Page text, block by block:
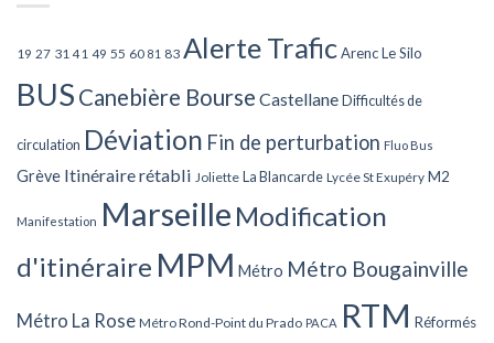
19 27 31 41 49 55 60 81 83 Alerte TraficArenc Le Silo
BUS Canebière Bourse Castellane Difficultés de
circulation Déviation Fin de perturbation Fluo Bus
Grève Itinéraire rétabli Joliette La Blancarde Lycée St Exupéry M2
Manifestation Marseille Modification
d'itinéraire MPM Métro Métro Bougainville
Métro La Rose Métro Rond-Point du Prado PACA RTM Réformés